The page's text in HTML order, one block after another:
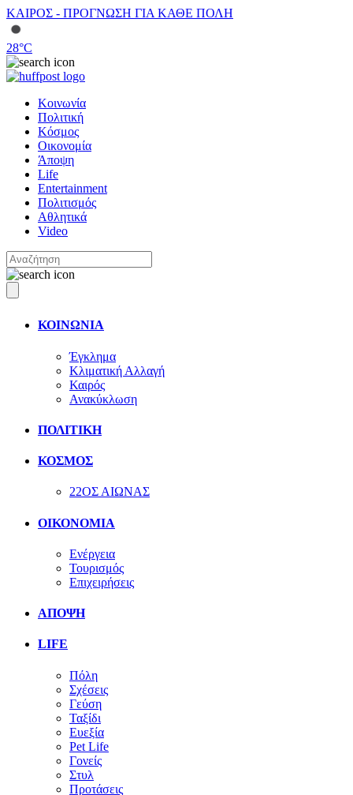
ΚΑΙΡΟΣ - ΠΡΟΓΝΩΣΗ ΓΙΑ ΚΑΘΕ ΠΟΛΗ
28°C
Κοινωνία
Πολιτική
Κόσμος
Οικονομία
Άποψη
Life
Entertainment
Πολιτισμός
Αθλητικά
Video
ΚΟΙΝΩΝΙΑ
Έγκλημα
Κλιματική Αλλαγή
Καιρός
Ανακύκλωση
ΠΟΛΙΤΙΚΗ
ΚΟΣΜΟΣ
22ΟΣ ΑΙΩΝΑΣ
ΟΙΚΟΝΟΜΙΑ
Ενέργεια
Τουρισμός
Επιχειρήσεις
ΑΠΟΨΗ
LIFE
Πόλη
Σχέσεις
Γεύση
Ταξίδι
Ευεξία
Pet Life
Γονείς
Στυλ
Προτάσεις